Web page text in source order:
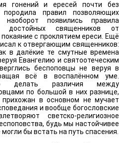
гонений и ересей почти без
правил позволяющих
появились правила
достойных священников от
с проклятием ереси. Ещё
к отвергающим священников:
в далёкие те смутные времена
Евангелию и святоотеческим
беспоповцы не веруя в
всё в воспалённом уме.
делать различия между
по большой в них разнице,
в основном не мучает
и вообще богословские
светско-религиозное
будь мы настойчивее
бы встать на путь спасения.